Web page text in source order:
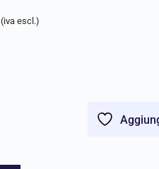
(iva escl.)